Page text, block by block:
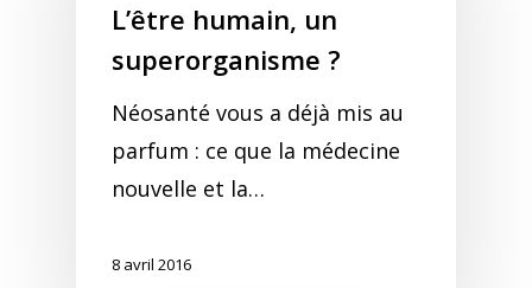
L’être humain, un
superorganisme ?
Néosanté vous a déjà mis au
parfum : ce que la médecine
nouvelle et la…
8 avril 2016